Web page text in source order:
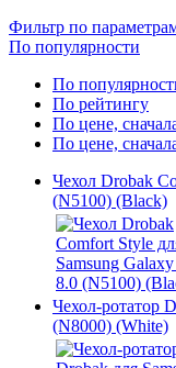
Фильтр по
По популярности
По
По рейтингу
По цене,
По цене,
Чехол Drobak
(N5100) (Black)
Чехол-ротатор
(N8000) (White)